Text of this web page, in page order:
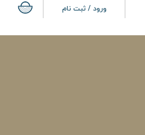
ورود / ثبت نام